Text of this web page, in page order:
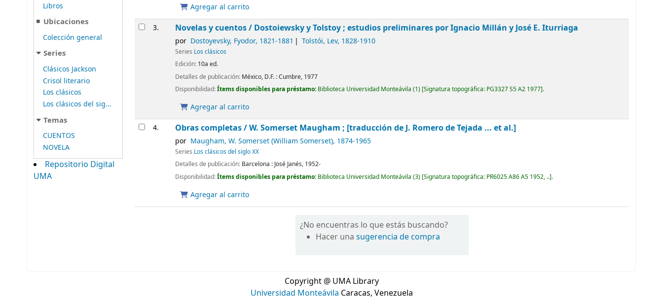
Libros
Ubicaciones
Colección general
Series
Clásicos Jackson
Crisol literario
Los clásicos
Los clásicos del sig...
Temas
CUENTOS
NOVELA
Repositorio Digital
UMA
Agregar al carrito
3. Novelas y cuentos / Dostoiewsky y Tolstoy ; estudios preliminares por Ignacio Millán y José E. Iturriaga
por Dostoyevsky, Fyodor, 1821-1881 Tolstói, Lev, 1828-1910
Series Los clásicos
Edición: 10a ed.
Detalles de publicación: México, D.F. :Cumbre, 1977
Disponibilidad:Ítems disponibles para préstamo: Biblioteca Universidad Monteávila (1) Signatura topográfica: PG3327 S5 A2 1977 .
Agregar al carrito
4. Obras completas /W. Somerset Maugham ; [traducción de J. Romero de Tejada ... et al.]
por Maugham, W. Somerset (William Somerset), 1874-1965
Series Los clásicos del siglo XX
Detalles de publicación: Barcelona : José Janés, 1952-
Disponibilidad:Ítems disponibles para préstamo: Biblioteca Universidad Monteávila (3) Signatura topográfica: PR6025 A86 A5 1952, .. .
Agregar al carrito
¿No encuentras lo que estás buscando?
Hacer unasugerencia de compra
Copyright @ UMA Library
Universidad Monteávila Caracas, Venezuela